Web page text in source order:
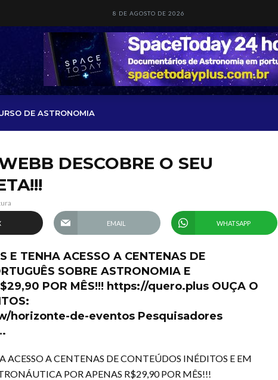
8 DE AGOSTO DE 2026
DE ASTRONOMIA
DESCOBRE O SEU
EMAIL WHATSAPP
E TENHA ACESSO A CENTENAS DE
SOBRE ASTRONOMIA E
POR MÊS!!! https://quero.plus OUÇA O
horizonte-de-eventos Pesquisadores
ACESSO A CENTENAS DE CONTEÚDOS INÉDITOS E EM
POR APENAS R$29,90 POR MÊS!!!